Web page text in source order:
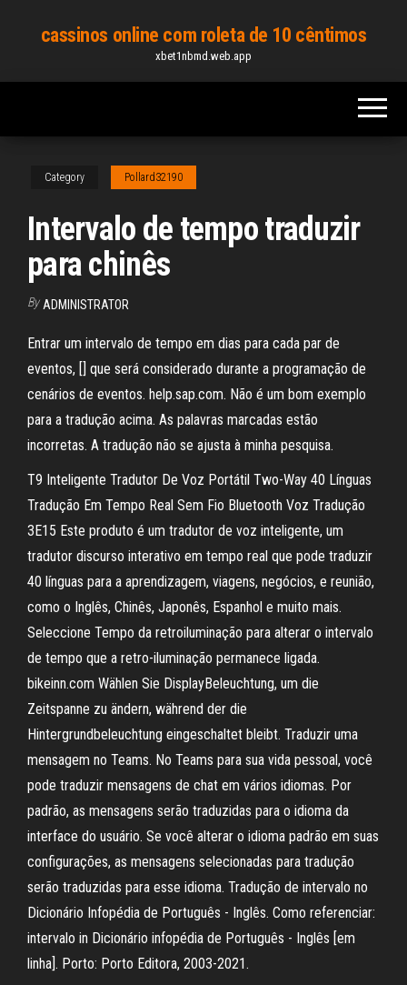
content
cassinos online com roleta de 10 cêntimos
xbet1nbmd.web.app
Category Pollard32190
Intervalo de tempo traduzir
para chinês
By ADMINISTRATOR
Entrar um intervalo de tempo em dias para cada par de
eventos, [] que será considerado durante a programação de
cenários de eventos. help.sap.com. Não é um bom exemplo
para a tradução acima. As palavras marcadas estão
incorretas. A tradução não se ajusta à minha pesquisa.
T9 Inteligente Tradutor De Voz Portátil Two-Way 40 Línguas
Tradução Em Tempo Real Sem Fio Bluetooth Voz Tradução
3E15 Este produto é um tradutor de voz inteligente, um
tradutor discurso interativo em tempo real que pode traduzir
40 línguas para a aprendizagem, viagens, negócios, e reunião,
como o Inglês, Chinês, Japonês, Espanhol e muito mais.
Seleccione Tempo da retroiluminação para alterar o intervalo
de tempo que a retro-iluminação permanece ligada.
bikeinn.com Wählen Sie DisplayBeleuchtung, um die
Zeitspanne zu ändern, während der die
Hintergrundbeleuchtung eingeschaltet bleibt. Traduzir uma
mensagem no Teams. No Teams para sua vida pessoal, você
pode traduzir mensagens de chat em vários idiomas. Por
padrão, as mensagens serão traduzidas para o idioma da
interface do usuário. Se você alterar o idioma padrão em suas
configurações, as mensagens selecionadas para tradução
serão traduzidas para esse idioma. Tradução de intervalo no
Dicionário Infopédia de Português - Inglês. Como referenciar:
intervalo in Dicionário infopédia de Português - Inglês [em
linha]. Porto: Porto Editora, 2003-2021.